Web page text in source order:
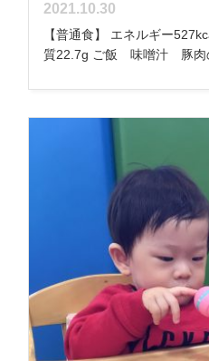
2021.10.30
【普通食】 エネルギー
質22.7g ご飯 味噌汁 豚肉